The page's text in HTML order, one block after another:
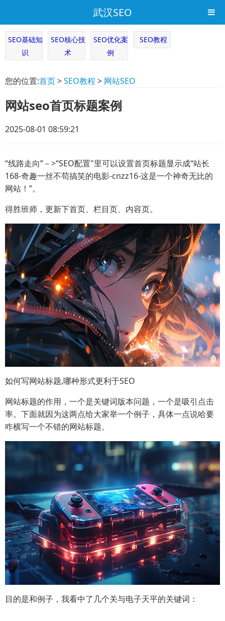
武汉SEO
SEO基础知
识
SEO核心技
术
SEO优化案
例
SEO教程
您的位置:首页>SEO教程 > 网站SEO
网站seo首页标题案例
2025-08-01 08:59:21
“线路走向”－>“SEO配置"里可以设置首页标题显示成“站长
168-奇趣一丝不苟搞笑的电影-cnzz16-这是一个神奇无比的
网站！”。
得胜班师，更新下首页、栏目页、内容页。
如何写网站标题,哪种形式更利于SEO
网站标题的作用，一个是关键词版本问题，一个是吸引点击
率。下面就因为这两点给大家举一个例子，具体一点说哈要
咋横写一个不错的网站标题。
目的是和例子，我看中了几个关与电子天平的关键词：